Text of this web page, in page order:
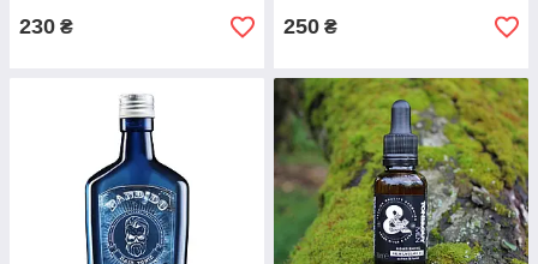
230 ₴ 250 ₴